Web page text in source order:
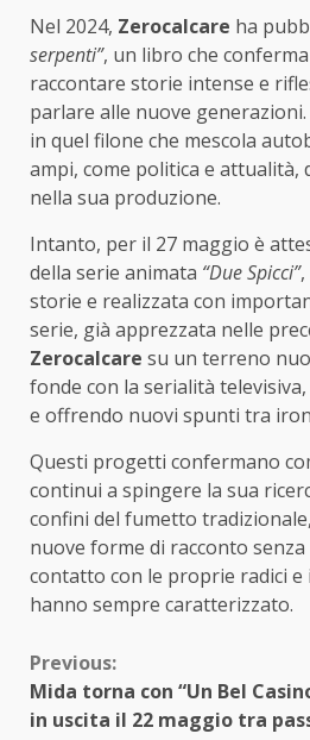
Nel 2024, Zerocalcare ha
serpenti”, un libro che
raccontare storie intense e
parlare alle nuove
in quel filone che mescola
ampi, come politica e attualità,
nella sua produzione.
Intanto, per il 27 maggio è
della serie animata “Due Spicci”
storie e realizzata con
serie, già apprezzata nelle
Zerocalcare su un terreno
fonde con la serialità
e offrendo nuovi spunti tra
Questi progetti confermano
continui a spingere la sua
confini del fumetto
nuove forme di racconto
contatto con le proprie radici e
hanno sempre caratterizzato.
Continue
Reading
Previous:
Mida torna con “Un Bel
in uscita il 22 maggio tra